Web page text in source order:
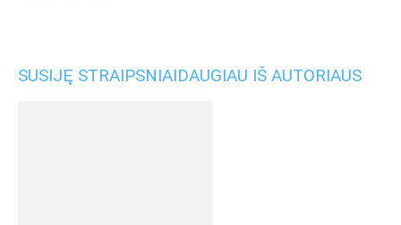
SUSIJĘ STRAIPSNIAIDAUGIAU IŠ AUTORIAUS